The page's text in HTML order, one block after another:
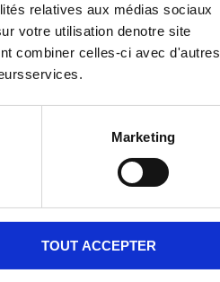
relatives aux médias sociaux
votre utilisation denotre site
combiner celles-ci avec d'autres
Marketing
TOUT ACCEPTER